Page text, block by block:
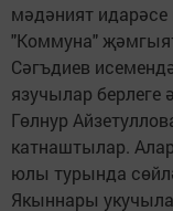
мәдәният
"Коммуна"
Сәгъдиев
язучылар
Гөлнур
катнаштылар.
юлы турында
Якыннары